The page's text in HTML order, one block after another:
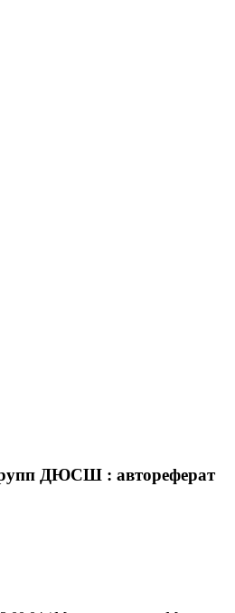
ДЮСШ : автореферат